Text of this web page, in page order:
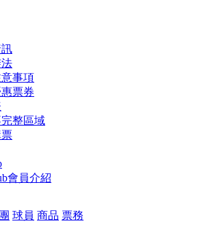
事項
票券
整區域
會員介紹
球員 商品 票務